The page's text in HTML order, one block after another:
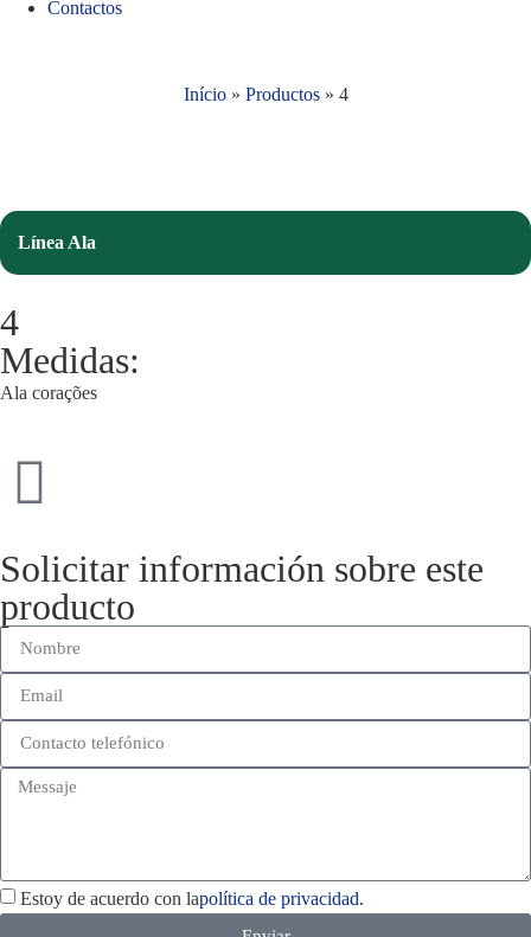
Contactos
Início» Productos» 4
Línea Ala
4
Medidas:
Ala corações
Solicitar información sobre este
producto
Estoy de acuerdo con lapolítica de privacidad.